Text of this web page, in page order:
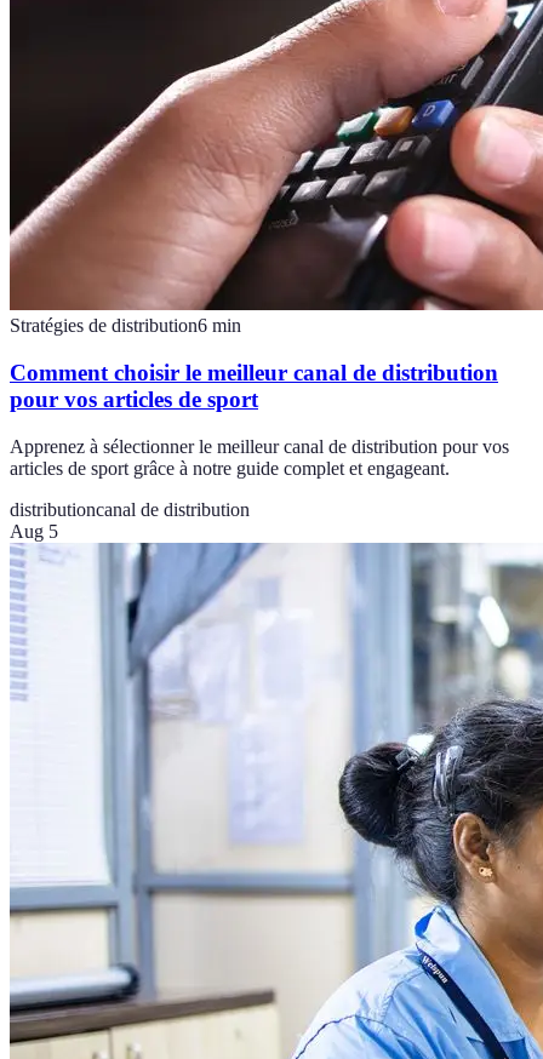
Stratégies de distribution6 min
Comment choisir le meilleur canal de distribution
pour vos articles de sport
Apprenez à sélectionner le meilleur canal de distribution pour vos
articles de sport grâce à notre guide complet et engageant.
distributioncanal de distribution
Aug 5